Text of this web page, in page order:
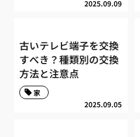
2025.09.09
古いテレビ端子を交換
すべき？種類別の交換
方法と注意点
2025.09.05
家